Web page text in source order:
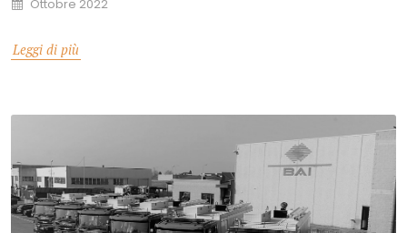
Ottobre 2022
Leggi di più